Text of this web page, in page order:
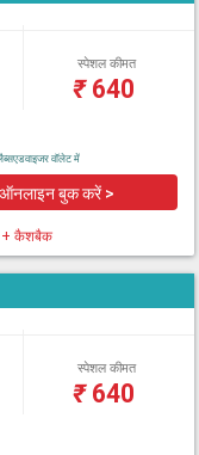
स्पेशल कीमत
₹640
वॉलेट में
ऑनलाइन बुक करें >
+ कैशबैक
स्पेशल कीमत
₹640